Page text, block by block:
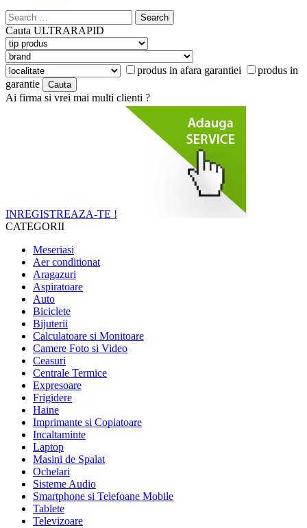
Search
for:
Cauta ULTRARAPID
produs in afara garantiei
produs in
garantie
Ai firma si vrei mai multi clienti ?
INREGISTREAZA-TE !
CATEGORII
Meseriasi
Aer conditionat
Aragazuri
Aspiratoare
Auto
Biciclete
Bijuterii
Calculatoare si Monitoare
Camere Foto si Video
Ceasuri
Centrale Termice
Expresoare
Frigidere
Haine
Imprimante si Copiatoare
Incaltaminte
Laptop
Masini de Spalat
Ochelari
Sisteme Audio
Smartphone si Telefoane Mobile
Tablete
Televizoare